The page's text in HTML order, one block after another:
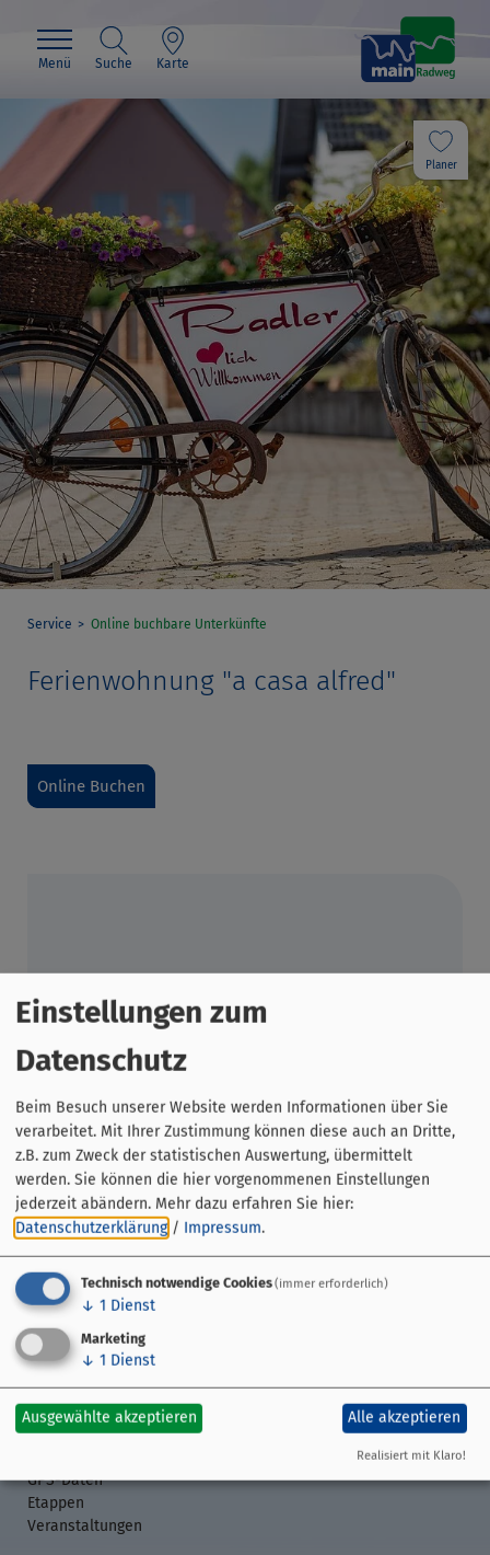
Menü Suche Karte
Planer
Service Online buchbare Unterkünfte
Ferienwohnung "a casa alfred"
Online Buchen
Ferienwohnung "a casa alfred"
Bühlstraße 52
96164 Kemmern
09544 98660866 0175 9206098
Streckenführung
GPS-Daten
Etappen
Veranstaltungen
Einstellungen zum
Datenschutz
Beim Besuch unserer Website werden Informationen über Sie
verarbeitet. Mit Ihrer Zustimmung können diese auch an Dritte,
z.B. zum Zweck der statistischen Auswertung, übermittelt
werden. Sie können die hier vorgenommenen Einstellungen
jederzeit abändern. Mehr dazu erfahren Sie hier:
Datenschutzerklärung / Impressum.
Technisch notwendige Cookies(immer erforderlich)
↓ 1 Dienst
Marketing
↓ 1 Dienst
Ausgewählte akzeptieren Alle akzeptieren
Realisiert mit Klaro!